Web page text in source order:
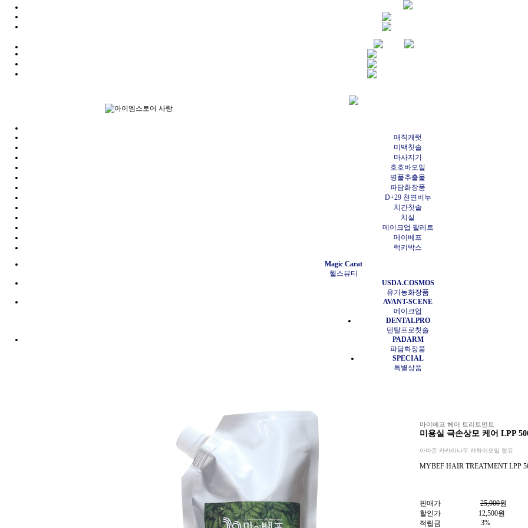
매직캐럿
미백칫솔
마사지기
호호바오일
병풀추출물
파담화장품
D+29 천연비누
치간칫솔
치실
메이크업 팔레트
메이베프
럭키박스
Magic Carat
헬스뷰티
USDA.COSMOS
유기농화장품
AVANT-SCENE
메이크업
DENTALPRO
덴탈프로칫솔
PADARM
파담화장품
SPECIAL
특별상품
마이베프 헤어 트리트먼트
미용실 극손상모 케어 LPP
아마존 카카이나무 카하이오일 함유
MYBEF HAIR TREATMENT LPP
판매가 25,000원
할인가
12,500원
적립금
3%